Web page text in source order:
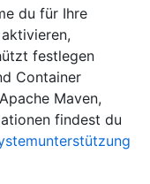
du für Ihre
festlegen
Container
Maven,
findest du